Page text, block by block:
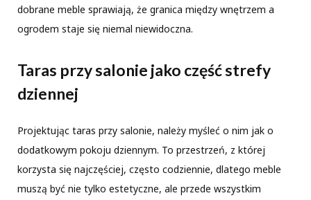
dobrane meble sprawiają, że granica między wnętrzem a
ogrodem staje się niemal niewidoczna.
Taras przy salonie jako część strefy
dziennej
Projektując taras przy salonie, należy myśleć o nim jak o
dodatkowym pokoju dziennym. To przestrzeń, z której
korzysta się najczęściej, często codziennie, dlatego meble
muszą być nie tylko estetyczne, ale przede wszystkim